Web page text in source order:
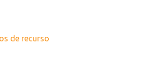
de recurso